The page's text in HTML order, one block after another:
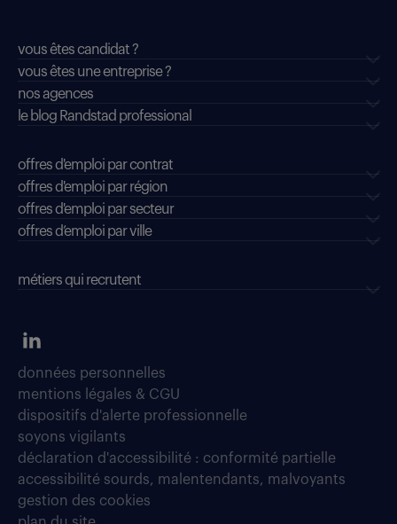
vous êtes candidat ?
vous êtes une entreprise ?
nos agences
le blog Randstad professional
offres d'emploi par contrat
offres d'emploi par région
offres d'emploi par secteur
offres d’emploi par ville
métiers qui recrutent
données personnelles
mentions légales & CGU
dispositifs d'alerte professionnelle
soyons vigilants
déclaration d'accessibilité : conformité partielle
accessibilité sourds, malentendants, malvoyants
gestion des cookies